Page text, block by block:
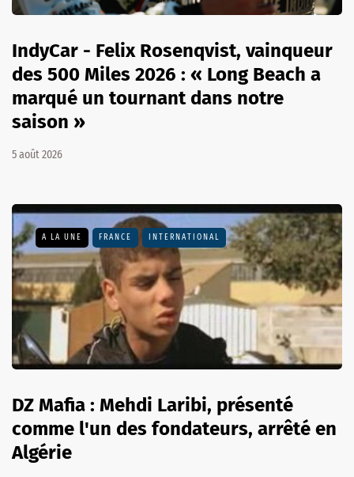
IndyCar - Felix Rosenqvist, vainqueur
des 500 Miles 2026 : « Long Beach a
marqué un tournant dans notre
saison »
5 août 2026
A LA UNE FRANCE INTERNATIONAL
DZ Mafia : Mehdi Laribi, présenté
comme l'un des fondateurs, arrêté en
Algérie